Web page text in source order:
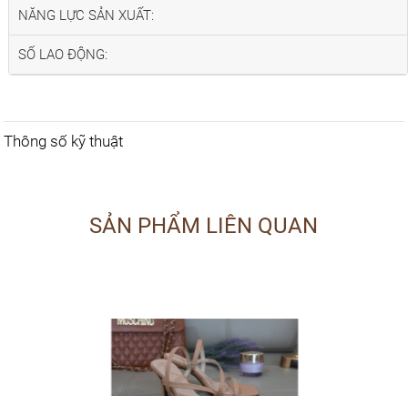
NĂNG LỰC SẢN XUẤT:
SỐ LAO ĐỘNG:
Thông số kỹ thuật
SẢN PHẨM LIÊN QUAN